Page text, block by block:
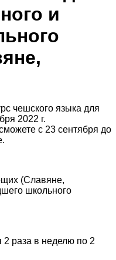
и
чешского языка для
2022 г.
с 23 сентября до
(Славяне,
школьного
2 раза в неделю по 2